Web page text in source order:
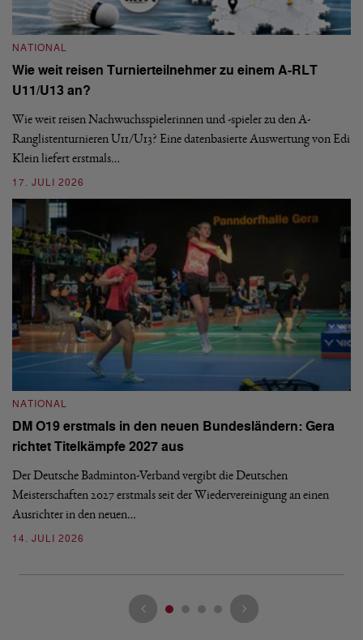
NATIONAL
Wie weit reisen Turnierteilnehmer zu einem A-RLT
U11/U13 an?
Wie weit reisen Nachwuchsspielerinnen und -spieler zu den A-
Ranglistenturnieren U11/U13? Eine datenbasierte Auswertung von Edi
Klein liefert erstmals…
17. JULI 2026
NATIONAL
DM O19 erstmals in den neuen Bundesländern: Gera
richtet Titelkämpfe 2027 aus
Der Deutsche Badminton-Verband vergibt die Deutschen
Meisterschaften 2027 erstmals seit der Wiedervereinigung an einen
Ausrichter in den neuen…
14. JULI 2026